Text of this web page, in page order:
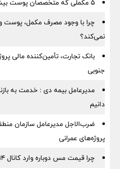
۵ مکملی که متخصصان پوست بیشتر از بقیه توصیه می‌کنند
چرا با وجود مصرف مکمل، پوست
نمی‌کند؟
جنوبی
مدیرعامل بیمه دی : خدمت به
دانیم
ضرب‌الاجل مدیرعامل سازمان
پروژه‌های عمرانی
چرا قیمت مس دوباره وارد کانال ۱۴ هزار دلار شد